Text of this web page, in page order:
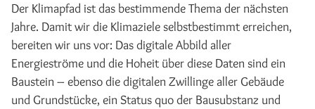
Der Klimapfad ist das bestimmende Thema der nächsten
Jahre. Damit wir die Klimaziele selbstbestimmt erreichen,
bereiten wir uns vor: Das digitale Abbild aller
Energieströme und die Hoheit über diese Daten sind ein
Baustein – ebenso die digitalen Zwillinge aller Gebäude
und Grundstücke, ein Status quo der Bausubstanz und